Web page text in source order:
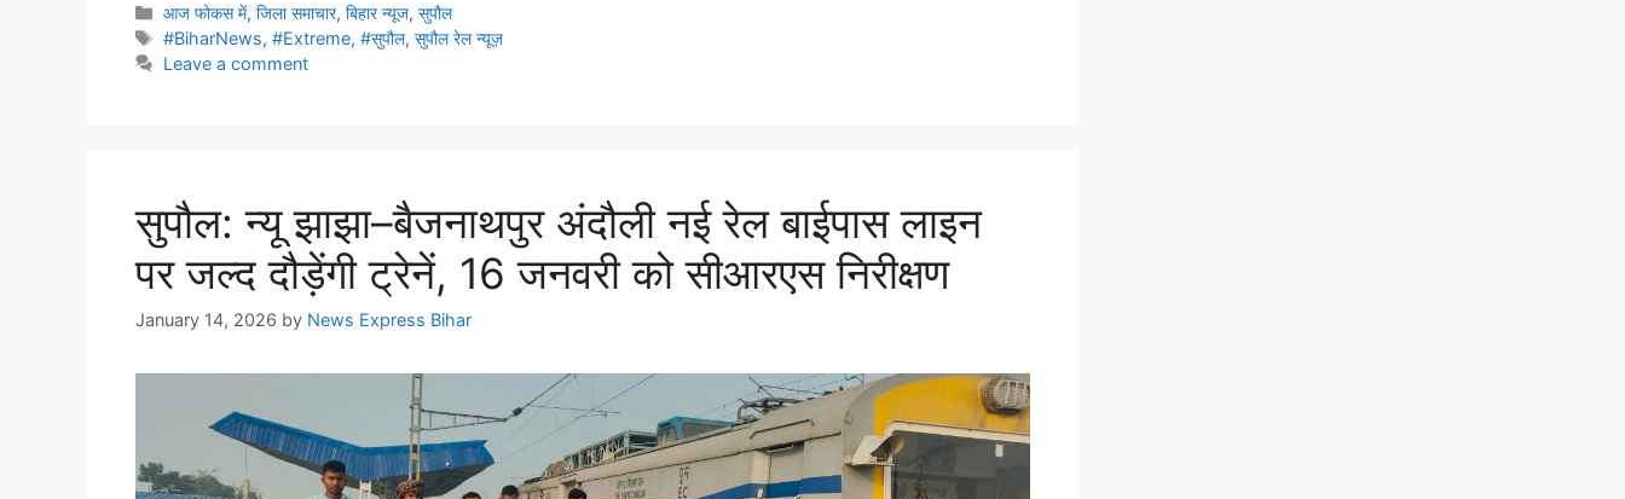
आज फोकस में,जिला समाचार,बिहार न्यूज,सुपौल
#BiharNews,#Extreme,#सुपौल,सुपौल रेल न्यूज़
Leave a comment
सुपौल: न्यू झाझा–बैजनाथपुर अंदौली नई रेल बाईपास लाइन
पर जल्द दौड़ेंगी ट्रेनें, 16 जनवरी को सीआरएस निरीक्षण
January 14, 2026 by News Express Bihar